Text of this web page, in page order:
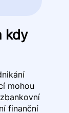
kdy
mohou
finanční